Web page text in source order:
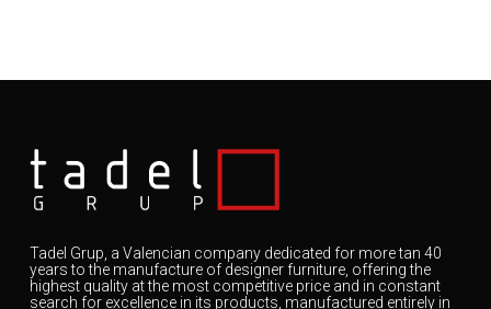
Tadel Grup, a Valencian company dedicated for more tan 40
years to the manufacture of designer furniture, offering the
highest quality at the most competitive price and in constant
search for excellence in its products, manufactured entirely in